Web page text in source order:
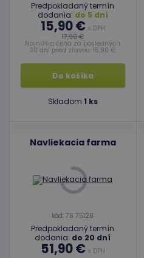
Predpokladaný termín
dodania: do 5 dní
15,90 € s DPH
17,90 €
Najnižšia cena za posledných
30 dní pred zľavou: 15,90 €
Do košíka
Skladom 1 ks
Navliekacia farma
kód: 76 75128
Predpokladaný termín
dodania: do 20 dní
51,90 € s DPH